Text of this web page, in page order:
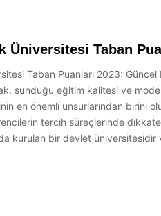
Üniversitesi Taban
Taban Puanları 2023:
sunduğu eğitim kalitesi ve
en önemli unsurlarından birini
tercih süreçlerinde dikkate
kurulan bir devlet